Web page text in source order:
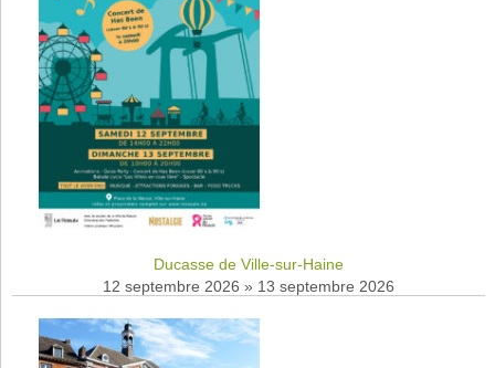
Ducasse de Ville-sur-Haine
12 septembre 2026 » 13 septembre 2026